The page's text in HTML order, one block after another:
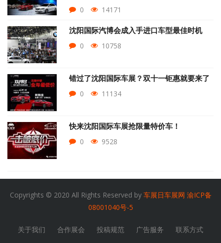
0 14171
沈阳国际汽博会成入手进口车型最佳时机
0 10758
错过了沈阳国际车展？双十一钜惠就要来了
0 11134
快来沈阳国际车展抢限量特价车！
0 9528
Copyrights © 2020 All Rights Reserved by 车展日车展网 渝ICP备
08001040号-5
关于我们 合作展会 投稿规范 广告服务
联系方式